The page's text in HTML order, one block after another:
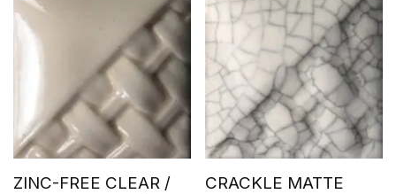
ZINC-FREE CLEAR /
CRACKLE MATTE